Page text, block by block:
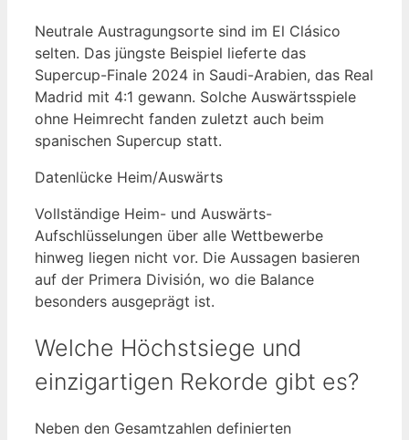
Neutrale Austragungsorte sind im El Clásico
selten. Das jüngste Beispiel lieferte das
Supercup-Finale 2024 in Saudi-Arabien, das Real
Madrid mit 4:1 gewann. Solche Auswärtsspiele
ohne Heimrecht fanden zuletzt auch beim
spanischen Supercup statt.
Datenlücke Heim/Auswärts
Vollständige Heim- und Auswärts-
Aufschlüsselungen über alle Wettbewerbe
hinweg liegen nicht vor. Die Aussagen basieren
auf der Primera División, wo die Balance
besonders ausgeprägt ist.
Welche Höchstsiege und
einzigartigen Rekorde gibt es?
Neben den Gesamtzahlen definierten